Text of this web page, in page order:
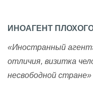
ИНОАГЕНТ
«Иностранный
отличия, визитка
несвободной стране»